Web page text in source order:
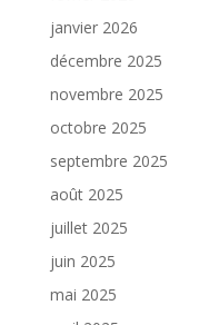
janvier 2026
décembre 2025
novembre 2025
octobre 2025
septembre 2025
août 2025
juillet 2025
juin 2025
mai 2025